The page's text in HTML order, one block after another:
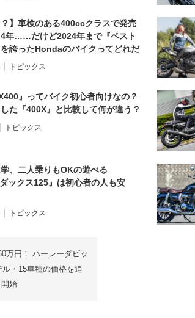
？】車検のある400ccクラスで発売
年……だけど2024年まで『ベスト
誇ったHondaのバイクってどれだ
トピックス
』ってバイク初心者向けなの？
た『400X』と比較して何が違う？
トピックス
、二人乗りもOKの遊べる
ックス125』は初心者の人も安
トピックス
万円！ ハーレーダビッ
ル・15車種の価格を追
始